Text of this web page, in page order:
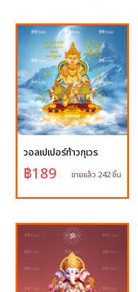
วอลเปเปอร์ท้าวกุเวร
฿189 ขายแล้ว 242 ชิ้น